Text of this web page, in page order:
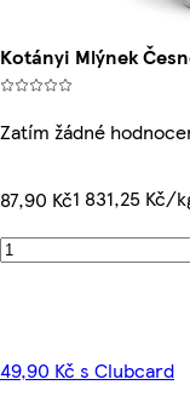
Kotányi Mlýnek
Zatím žádné
87,90 Kč1 831,25 Kč/
49,90 Kč s Clubcard